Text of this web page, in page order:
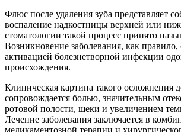
Флюс после удаления зуба представляет
воспаление надкостницы верхней или
стоматологии такой процесс принято
Возникновение заболевания, как правило,
активацией болезнетворной инфекции
происхождения.
Клиническая картина такого осложнения
сопровождается болью, значительным
ротовой полости, щеки и увеличением
Лечение заболевания заключается в